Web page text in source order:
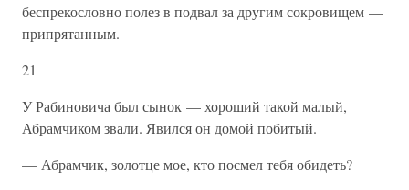
беспрекословно полез в подвал за другим сокровищем —
припрятанным.
21
У Рабиновича был сынок — хороший такой малый,
Абрамчиком звали. Явился он домой побитый.
— Абрамчик, золотце мое, кто посмел тебя обидеть?